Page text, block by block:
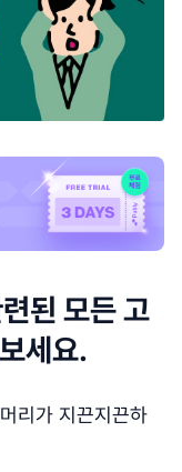
된 모든 고
세요.
리가 지끈지끈하